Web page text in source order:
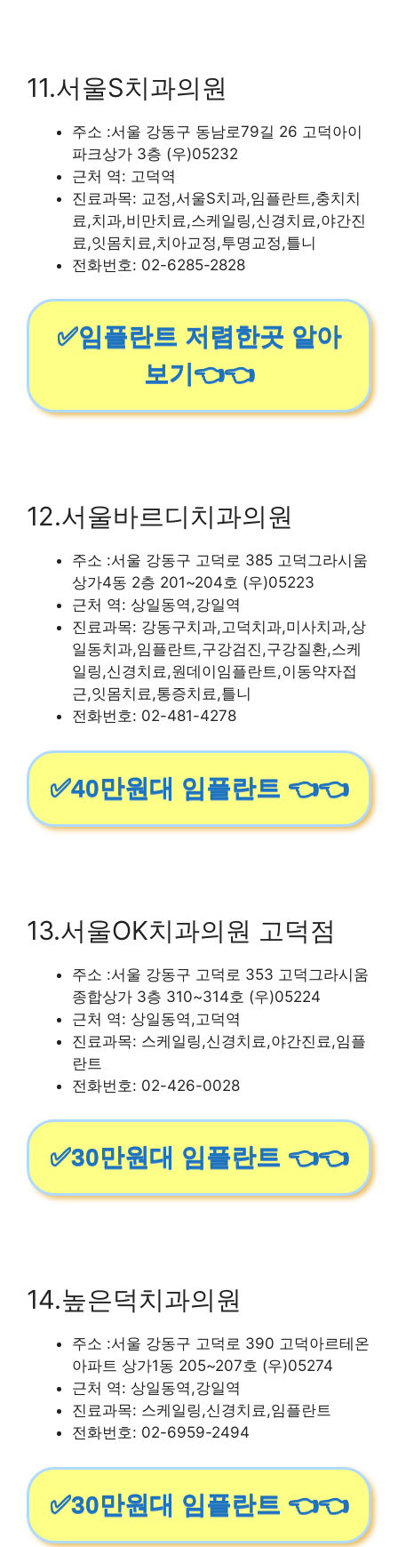
11.서울S치과의원
주소 :서울 강동구 동남로79길 26 고덕아이
파크상가 3층 (우)05232
근처 역: 고덕역
진료과목: 교정,서울S치과,임플란트,충치치
료,치과,비만치료,스케일링,신경치료,야간진
료,잇몸치료,치아교정,투명교정,틀니
전화번호: 02-6285-2828
✅임플란트 저렴한곳 알아
보기👈👈
12.서울바르디치과의원
주소 :서울 강동구 고덕로 385 고덕그라시움
상가4동 2층 201~204호 (우)05223
근처 역: 상일동역,강일역
진료과목: 강동구치과,고덕치과,미사치과,상
일동치과,임플란트,구강검진,구강질환,스케
일링,신경치료,원데이임플란트,이동약자접
근,잇몸치료,통증치료,틀니
전화번호: 02-481-4278
✅40만원대 임플란트 👈👈
13.서울OK치과의원 고덕점
주소 :서울 강동구 고덕로 353 고덕그라시움
종합상가 3층 310~314호 (우)05224
근처 역: 상일동역,고덕역
진료과목: 스케일링,신경치료,야간진료,임플
란트
전화번호: 02-426-0028
✅30만원대 임플란트 👈👈
14.높은덕치과의원
주소 :서울 강동구 고덕로 390 고덕아르테온
아파트 상가1동 205~207호 (우)05274
근처 역: 상일동역,강일역
진료과목: 스케일링,신경치료,임플란트
전화번호: 02-6959-2494
✅30만원대 임플란트 👈👈